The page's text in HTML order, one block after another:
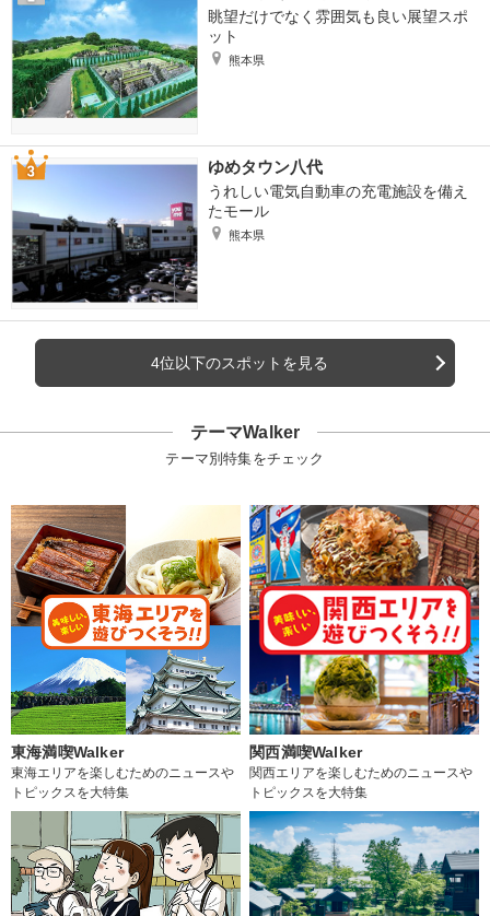
眺望だけでなく雰囲気も良い展望スポ
ット
熊本県
ゆめタウン八代
うれしい電気自動車の充電施設を備え
たモール
熊本県
4位以下のスポットを見る
テーマWalker
テーマ別特集をチェック
東海満喫Walker
東海エリアを楽しむためのニュースや
トピックスを大特集
関西満喫Walker
関西エリアを楽しむためのニュースや
トピックスを大特集